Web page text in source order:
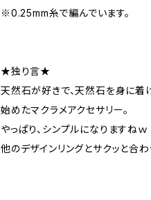
※0.25mm糸で編んでいます。
★独り言★
天然石が好きで、天然石を身に着け
始めたマクラメアクセサリー。
やっぱり、シンプルになりますねｗ
他のデザインリングとサクッと合わ